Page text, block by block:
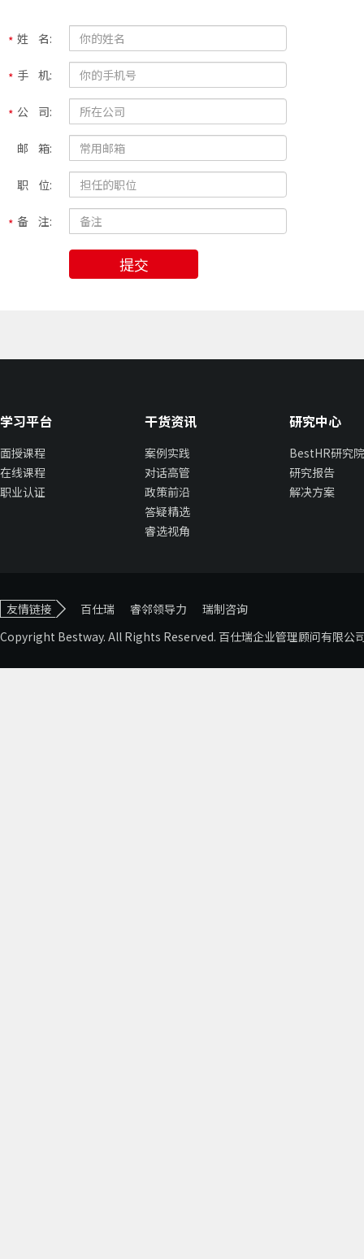
姓 名:
手 机:
公 司:
邮 箱:
职 位:
备 注:
提交
学习平台
面授课程
在线课程
职业认证
干货资讯
案例实践
对话高管
政策前沿
答疑精选
睿选视角
研究中心
BestHR研究院
研究报告
解决方案
友情链接 百仕瑞 睿邻领导力
瑞制咨询
Copyright Bestway. All Rights Reserved. 百仕瑞企业管理顾问有限公